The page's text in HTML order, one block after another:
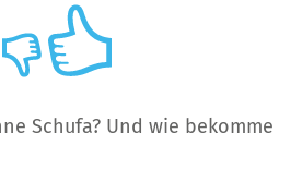
Schufa? Und wie bekomme